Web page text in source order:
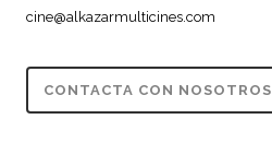
cine@alkazarmulticines.com
CONTACTA CON NOSOTROS